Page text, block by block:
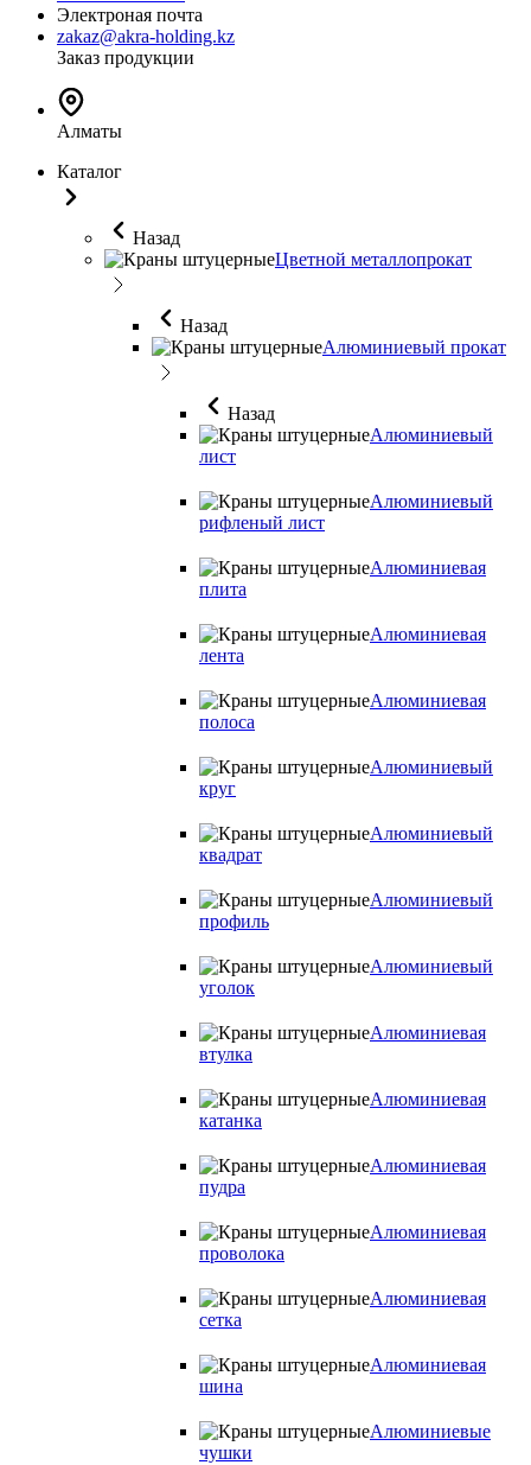
Электроная почта
zakaz@akra-holding.kz
Заказ продукции
Алматы
Каталог
Назад
Цветной металлопрокат
Назад
Алюминиевый прокат
Назад
Алюминиевый
лист
Алюминиевый
рифленый лист
Алюминиевая
плита
Алюминиевая
лента
Алюминиевая
полоса
Алюминиевый
круг
Алюминиевый
квадрат
Алюминиевый
профиль
Алюминиевый
уголок
Алюминиевая
втулка
Алюминиевая
катанка
Алюминиевая
пудра
Алюминиевая
проволока
Алюминиевая
сетка
Алюминиевая
шина
Алюминиевые
чушки